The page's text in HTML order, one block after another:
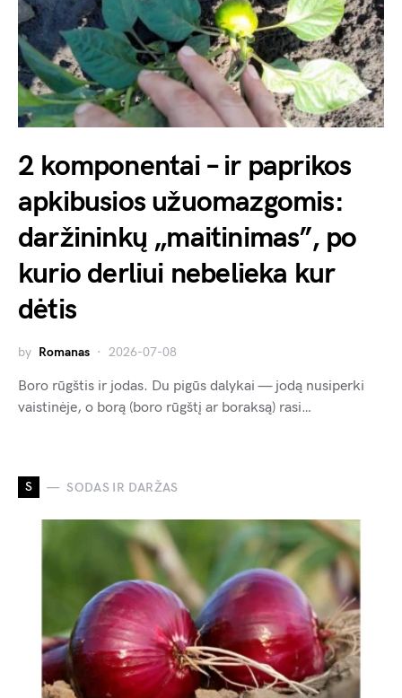
2 komponentai – ir paprikos
apkibusios užuomazgomis:
daržininkų „maitinimas”, po
kurio derliui nebelieka kur
dėtis
by Romanas 2026-07-08
Boro rūgštis ir jodas. Du pigūs dalykai — jodą nusiperki
vaistinėje, o borą (boro rūgštį ar boraksą) rasi…
S SODAS IR DARŽAS